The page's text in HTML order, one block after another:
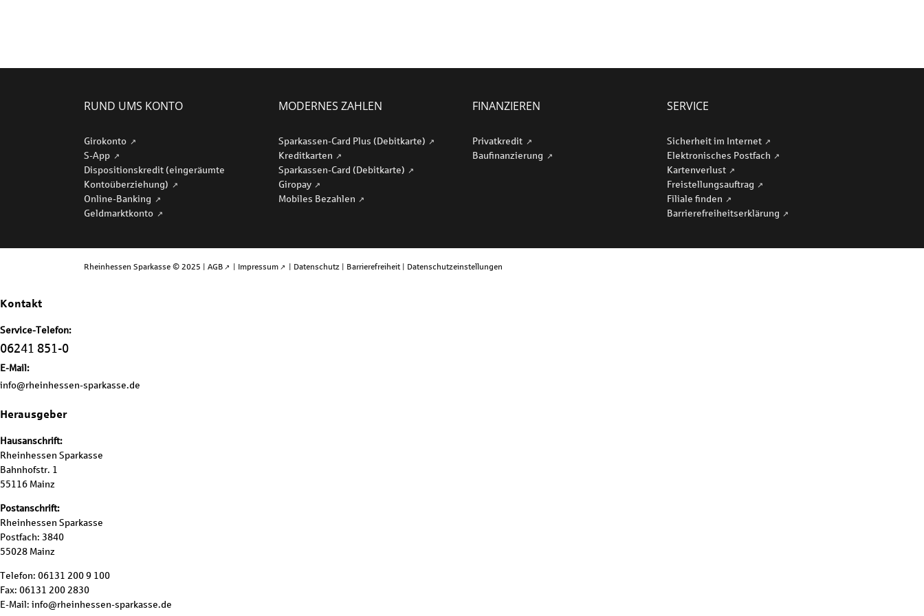
RUND UMS KONTO
Girokonto
S-App
Dispositionskredit (eingeräumte
Kontoüberziehung)
Online-Banking
Geldmarktkonto
MODERNES ZAHLEN
Sparkassen-Card Plus (Debitkarte)
Kreditkarten
Sparkassen-Card (Debitkarte)
Giropay
Mobiles Bezahlen
FINANZIEREN
Privatkredit
Baufinanzierung
SERVICE
Sicherheit im Internet
Elektronisches Postfach
Kartenverlust
Freistellungsauftrag
Filiale finden
Barriere­freiheits­erklärung
Rheinhessen Sparkasse © 2025 | AGB | Impressum | Datenschutz| Barrierefreiheit | Datenschutzeinstellungen
Kontakt
Service-Telefon:
06241 851-0
E-Mail:
info@rheinhessen-sparkasse.de
Herausgeber
Hausanschrift:
Rheinhessen Sparkasse
Bahnhofstr. 1
55116 Mainz
Postanschrift:
Rheinhessen Sparkasse
Postfach: 3840
55028 Mainz
Telefon: 06131 200 9 100
Fax: 06131 200 2830
E-Mail: info@rheinhessen-sparkasse.de